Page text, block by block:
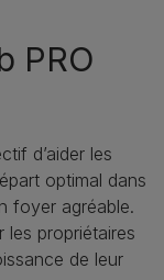
PRO
d’aider les
optimal dans
foyer agréable.
les propriétaires
de leur